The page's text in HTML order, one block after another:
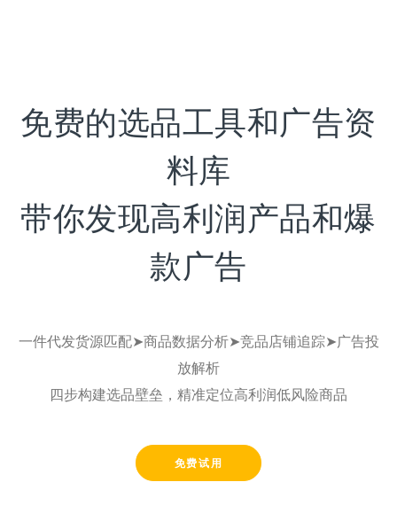
免费的选品工具和广告资
料库
带你发现高利润产品和爆
款广告
一件代发货源匹配➤商品数据分析➤竞品店铺追踪➤广告投
放解析
四步构建选品壁垒，精准定位高利润低风险商品
免费试用